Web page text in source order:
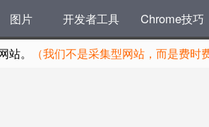
图片 开发者工具 Chrome技巧
。 （我们不是采集型网站，而是费时